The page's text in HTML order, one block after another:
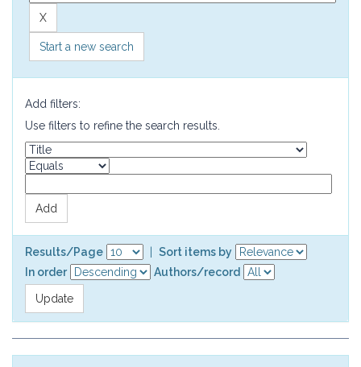
Start a new search
Add filters:
Use filters to refine the search results.
Results/Page
Sort items by
In order
Authors/record